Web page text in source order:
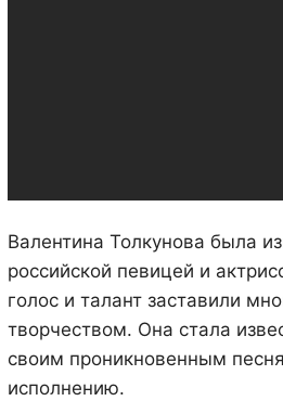
Валентина Толкунова была
российской певицей и
голос и талант заставили
творчеством. Она стала
своим проникновенным
исполнению.